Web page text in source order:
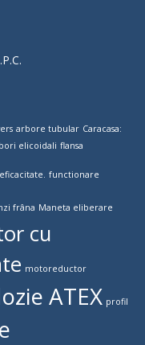
arbore tubular Caracasa:
elicoidali flansa
functionare
frâna Maneta eliberare
cu
motoreductor
ATEX profil